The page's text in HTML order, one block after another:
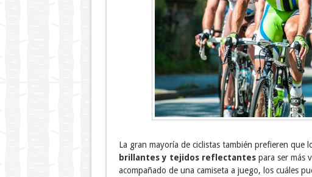
La gran mayoría de ciclistas también prefieren que
brillantes y tejidos reflectantespara ser más
acompañado de una camiseta a juego, los cuáles